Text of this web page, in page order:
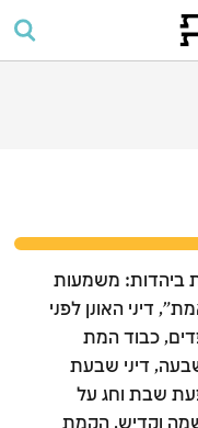
ביהדות: משמעות
דיני האונן לפני
כבוד המת
דיני שבעת
שבת וחג על
וקדיש, הקמת